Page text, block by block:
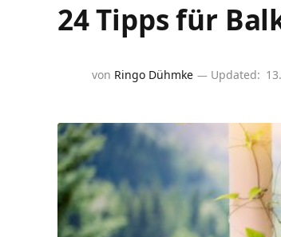
24 Tipps für
von Ringo Dühmke Updated: